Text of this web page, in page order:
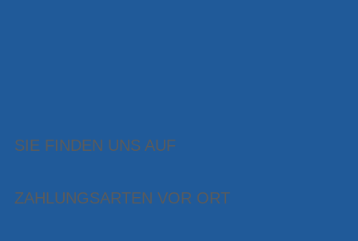
SIE FINDEN UNS AUF
ZAHLUNGSARTEN VOR ORT